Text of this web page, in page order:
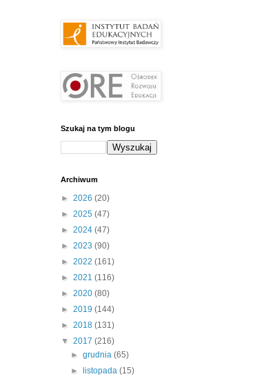
Szukaj na tym blogu
Archiwum
► 2026 (20)
► 2025 (47)
► 2024 (47)
► 2023 (90)
► 2022 (161)
► 2021 (116)
► 2020 (80)
► 2019 (144)
► 2018 (131)
▼ 2017 (216)
►grudnia(65)
►
listopada(15)